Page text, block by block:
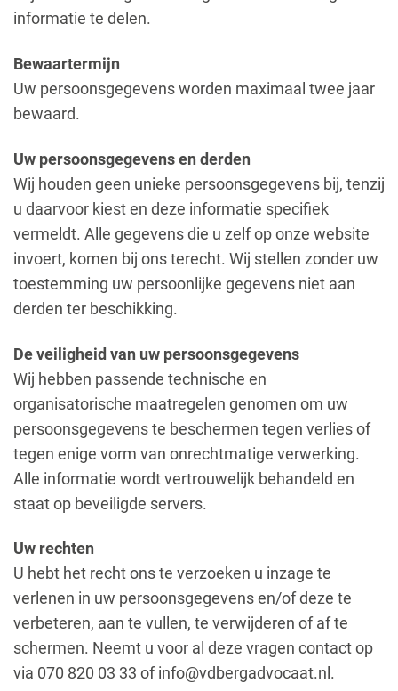
informatie te delen.
Bewaartermijn
Uw persoonsgegevens worden maximaal twee jaar
bewaard.
Uw persoonsgegevens en derden
Wij houden geen unieke persoonsgegevens bij, tenzij
u daarvoor kiest en deze informatie specifiek
vermeldt. Alle gegevens die u zelf op onze website
invoert, komen bij ons terecht. Wij stellen zonder uw
toestemming uw persoonlijke gegevens niet aan
derden ter beschikking.
De veiligheid van uw persoonsgegevens
Wij hebben passende technische en
organisatorische maatregelen genomen om uw
persoonsgegevens te beschermen tegen verlies of
tegen enige vorm van onrechtmatige verwerking.
Alle informatie wordt vertrouwelijk behandeld en
staat op beveiligde servers.
Uw rechten
U hebt het recht ons te verzoeken u inzage te
verlenen in uw persoonsgegevens en/of deze te
verbeteren, aan te vullen, te verwijderen of af te
schermen. Neemt u voor al deze vragen contact op
via 070 820 03 33 of info@vdbergadvocaat.nl.